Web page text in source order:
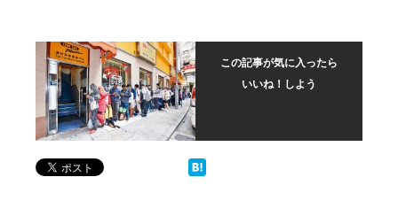
この記事が気に入ったら
いいね！しよう